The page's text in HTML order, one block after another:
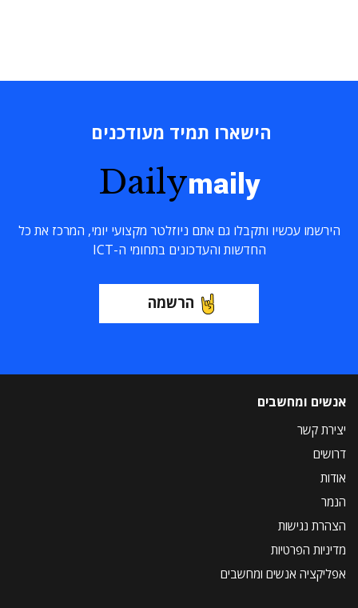
הישארו תמיד מעודכנים
Dailymaily
הירשמו עכשיו ותקבלו גם אתם ניוזלטר מקצועי יומי, המרכז את כל
החדשות והעדכונים בתחומי ה-ICT
הרשמה
אנשים ומחשבים
יצירת קשר
דרושים
אודות
הנמר
הצהרת נגישות
מדיניות הפרטיות
אפליקציה אנשים ומחשבים